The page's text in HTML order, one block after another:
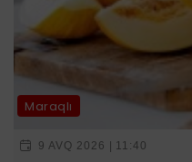
Maraqlı
9 AVQ 2026 | 11:40